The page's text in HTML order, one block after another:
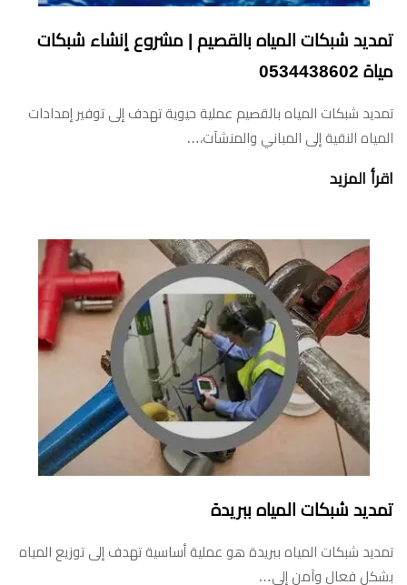
تمديد شبكات المياه بالقصيم | مشروع إنشاء شبكات
مياة ‏‪0534438602‬‏
تمديد شبكات المياه بالقصيم عملية حيوية تهدف إلى توفير إمدادات
المياه النقية إلى المباني والمنشآت،…
اقرأ المزيد
تمديد شبكات المياه ببريدة
تمديد شبكات المياه ببريدة هو عملية أساسية تهدف إلى توزيع المياه
بشكل فعال وآمن إلى…